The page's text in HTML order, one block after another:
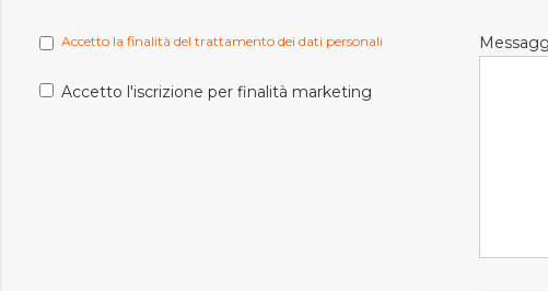
Accetto la finalità del trattamento dei dati personali
Accetto l'iscrizione per finalità marketing